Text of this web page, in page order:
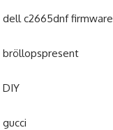
dell c2665dnf firmware
bröllopspresent
DIY
gucci